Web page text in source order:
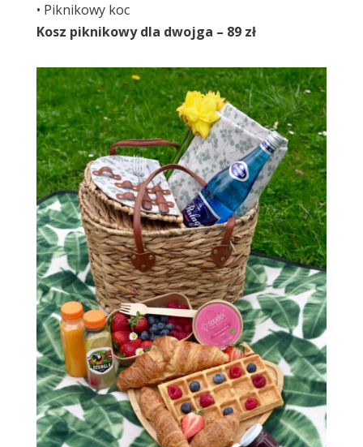
• Piknikowy koc
Kosz piknikowy dla dwojga – 89 zł